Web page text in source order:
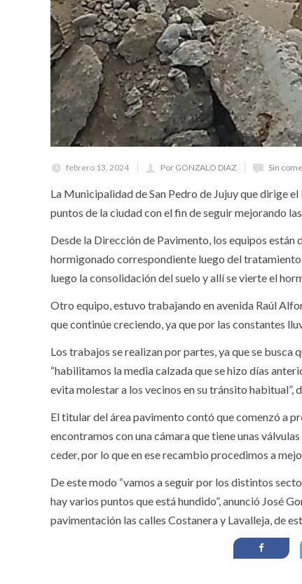
febrero 13, 2024 Por GONZALO DIAZ Sin
La Municipalidad de San Pedro de Jujuy que dirige
puntos de la ciudad con el fin de seguir mejorando
Desde la Dirección de Pavimento, los equipos
hormigonado correspondiente luego del tratamiento
luego la consolidación del suelo y allí se vierte el
Otro equipo, estuvo trabajando en avenida Raúl
que continúe creciendo, ya que por las constantes
Los trabajos se realizan por partes, ya que se
“habilitamos la media calzada que se hizo días
evita molestar a los vecinos en su tránsito habitual”,
El titular del área pavimento contó que comenzó a
encontramos con una cámara que tiene unas
ceder, por lo que en ese recambio procedimos a
De este modo “vamos a seguir por los distintos
hay varios puntos que está hundido”, anunció José
pavimentación las calles Costanera y Lavalleja, de